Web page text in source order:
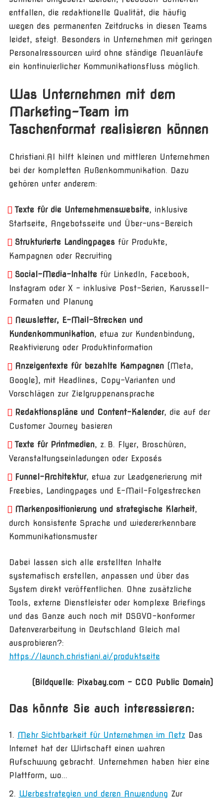
entfallen, die redaktionelle Qualität, die häufig
wegen des permanenten Zeitdrucks in diesen Teams
leidet, steigt. Besonders in Unternehmen mit geringen
Personalressourcen wird ohne ständige Neuanläufe
ein kontinuierlicher Kommunikationsfluss möglich.
Was Unternehmen mit dem
Marketing-Team im
Taschenformat realisieren können
Christiani.AI hilft kleinen und mittleren Unternehmen
bei der kompletten Außenkommunikation. Dazu
gehören unter anderem:
Texte für die Unternehmenswebsite, inklusive
Startseite, Angebotsseite und Über-uns-Bereich
Strukturierte Landingpagesfür Produkte,
Kampagnen oder Recruiting
Social-Media-Inhaltefür LinkedIn, Facebook,
Instagram oder X – inklusive Post-Serien, Karussell-
Formaten und Planung
Newsletter, E-Mail-Strecken und
Kundenkommunikation, etwa zur Kundenbindung,
Reaktivierung oder Produktinformation
Anzeigentexte für bezahlte Kampagnen(Meta,
Google), mit Headlines, Copy-Varianten und
Vorschlägen zur Zielgruppenansprache
Redaktionspläne und Content-Kalender, die auf der
Customer Journey basieren
Texte für Printmedien, z. B. Flyer, Broschüren,
Veranstaltungseinladungen oder Exposés
Funnel-Architektur, etwa zur Leadgenerierung mit
Freebies, Landingpages und E-Mail-Folgestrecken
Markenpositionierung und strategische Klarheit,
durch konsistente Sprache und wiedererkennbare
Kommunikationsmuster
Dabei lassen sich alle erstellten Inhalte
systematisch erstellen, anpassen und über das
System direkt veröffentlichen. Ohne zusätzliche
Tools, externe Dienstleister oder komplexe Briefings
und das Ganze auch noch mit DSGVO-konformer
Datenverarbeitung in Deutschland Gleich mal
ausprobieren?:
https://launch.christiani.ai/produktseite
(Bildquelle: Pixabay.com – CC0 Public Domain)
Das könnte Sie auch interessieren:
Mehr Sichtbarkeit für Unternehmen im Netz Das
Internet hat der Wirtschaft einen wahren
Aufschwung gebracht. Unternehmen haben hier eine
Plattform, wo...
Werbestrategien und deren Anwendung Zur